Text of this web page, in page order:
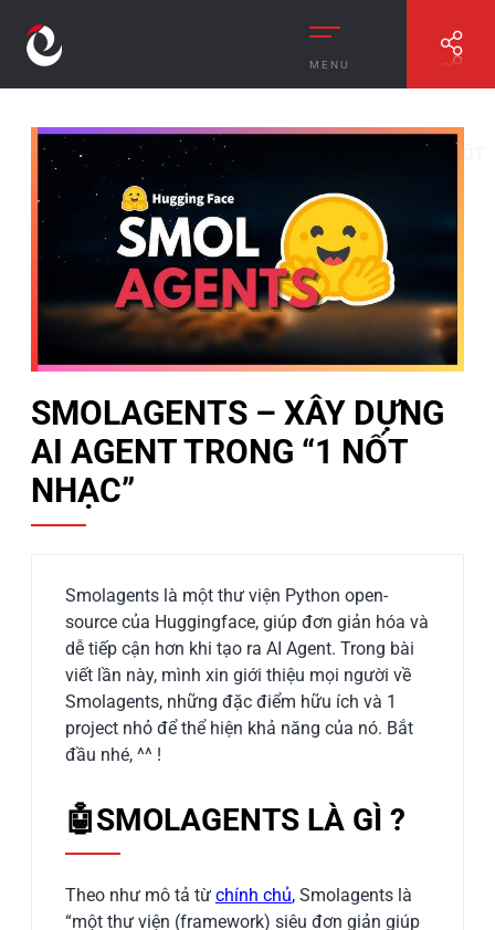
MENU
//
SMOLAGENTS – XÂY DỰNG AI AGENT TRONG “1 NỐT
NHẠC”
SMOLAGENTS – XÂY DỰNG
AI AGENT TRONG “1 NỐT
NHẠC”
Smolagents là một thư viện Python open-
source của Huggingface, giúp đơn giản hóa và
dễ tiếp cận hơn khi tạo ra AI Agent. Trong bài
viết lần này, mình xin giới thiệu mọi người về
Smolagents, những đặc điểm hữu ích và 1
project nhỏ để thể hiện khả năng của nó. Bắt
đầu nhé, ^^ !
🤖SMOLAGENTS LÀ GÌ ?
Theo như mô tả từchính chủ, Smolagents là
“một thư viện (framework) siêu đơn giản giúp